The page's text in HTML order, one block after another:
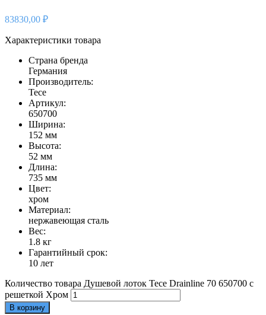
83830,00 ₽
Характеристики товара
Страна бренда
Германия
Производитель:
Tece
Артикул:
650700
Ширина:
152 мм
Высота:
52 мм
Длина:
735 мм
Цвет:
хром
Материал:
нержавеющая сталь
Вес:
1.8 кг
Гарантийный срок:
10 лет
Количество товара Душевой лоток Tece Drainline 70 650700 с
решеткой Хром
В корзину